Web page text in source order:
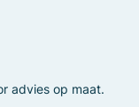
advies op maat.